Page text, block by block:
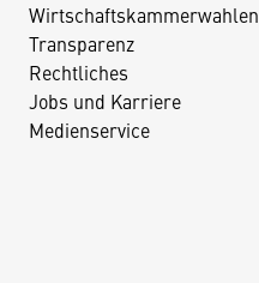
Wirtschaftskammerwahlen
Transparenz
Rechtliches
Jobs und Karriere
Medienservice